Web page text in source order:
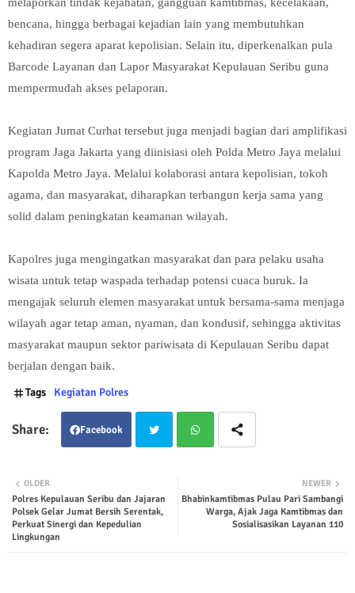
bencana, hingga berbagai kejadian lain yang membutuhkan
kehadiran segera aparat kepolisian. Selain itu, diperkenalkan pula
Barcode Layanan dan Lapor Masyarakat Kepulauan Seribu guna
mempermudah akses pelaporan.
Kegiatan Jumat Curhat tersebut juga menjadi bagian dari amplifikasi
program Jaga Jakarta yang diinisiasi oleh Polda Metro Jaya melalui
Kapolda Metro Jaya. Melalui kolaborasi antara kepolisian, tokoh
agama, dan masyarakat, diharapkan terbangun kerja sama yang
solid dalam peningkatan keamanan wilayah.
Kapolres juga mengingatkan masyarakat dan para pelaku usaha
wisata untuk tetap waspada terhadap potensi cuaca buruk. Ia
mengajak seluruh elemen masyarakat untuk bersama-sama menjaga
wilayah agar tetap aman, nyaman, dan kondusif, sehingga aktivitas
masyarakat maupun sektor pariwisata di Kepulauan Seribu dapat
berjalan dengan baik.
Tags Kegiatan Polres
Facebook
ter tsap
NEWER
Bhabinkamtibmas Pulau Pari Sambangi
Warga, Ajak Jaga Kamtibmas dan
Sosialisasikan Layanan 110
OLDER
Polres Kepulauan Seribu dan Jajaran
Polsek Gelar Jumat Bersih Serentak,
Perkuat Sinergi dan Kepedulian
Lingkungan